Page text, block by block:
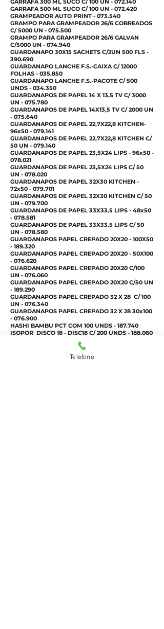
GARRAFA 300 ML SUCO C/ 100 UN - 072.140
GARRAFA 500 ML SUCO C/ 100 UN - 072.420
GRAMPEADOR AUTO PRINT - 073.540
GRAMPO PARA GRAMPEADOR 26/6 COBREADOS
C/ 5000 UN - 075.500
GRAMPO PARA GRAMPEADOR 26/6 GALVAN
C/5000 UN - 074.940
GUARDANAPO 30X15 SACHETS C/2UN 500 FLS -
390.690
GUARDANAPO LANCHE F.S.-CAIXA C/ 12000
FOLHAS - 035.850
GUARDANAPO LANCHE F.S.-PACOTE C/ 500
UNDS - 034.350
GUARDANAPOS DE PAPEL 14 X 13,5 TV C/ 3000
UN - 075.780
GUARDANAPOS DE PAPEL 14X13,5 TV C/ 2000 UN
- 075.640
GUARDANAPOS DE PAPEL 22,7X22,8 KITCHEN-
96x50 - 079.141
GUARDANAPOS DE PAPEL 22,7X22,8 KITCHEN C/
50 UN - 079.140
GUARDANAPOS DE PAPEL 23,5X24 LIPS - 96x50 -
078.021
GUARDANAPOS DE PAPEL 23,5X24 LIPS C/ 50
UN - 078.020
GUARDANAPOS DE PAPEL 32X30 KITCHEN -
72x50 - 079.701
GUARDANAPOS DE PAPEL 32X30 KITCHEN C/ 50
UN - 079.700
GUARDANAPOS DE PAPEL 33X33.5 LIPS - 48x50
- 078.581
GUARDANAPOS DE PAPEL 33X33.5 LIPS C/ 50
UN - 078.580
GUARDANAPOS PAPEL CREPADO 20X20 - 100X50
- 189.320
GUARDANAPOS PAPEL CREPADO 20X20 - 50X100
- 076.620
GUARDANAPOS PAPEL CREPADO 20X20 C/100
UN - 076.060
GUARDANAPOS PAPEL CREPADO 20X20 C/50 UN
- 189.290
GUARDANAPOS PAPEL CREPADO 32 X 28 C/ 100
UN - 076.340
GUARDANAPOS PAPEL CREPADO 32 X 28 30x100
- 076.900
HASHI BAMBU PCT COM 100 UNDS - 187.740
ISOPOR DISCO 18 - DISC18 C/ 200 UNDS - 188.060
ISOPOR DISCO 18 - DISC18 C/ 400 UNDS - 163.020
ISOPOR DISCO 20 - DISC20 C/ 200 UNDS -
ISOPOR DISCO 20 - DISC20 C/ 400 UNDS -
Telefone